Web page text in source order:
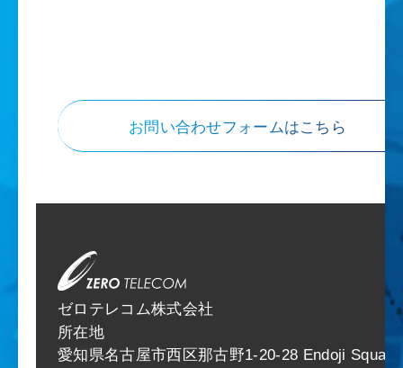
お問い合わせフォームはこちら
ゼロテレコム株式会社
所在地
愛知県名古屋市西区那古野1-20-28 Endoji